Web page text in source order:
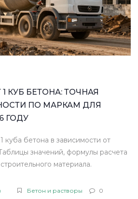
КУБ БЕТОНА: ТОЧНАЯ
ПО МАРКАМ ДЛЯ
ГОДУ
куба бетона в зависимости от
значений, формулы расчета
материала.
Бетон и растворы 0